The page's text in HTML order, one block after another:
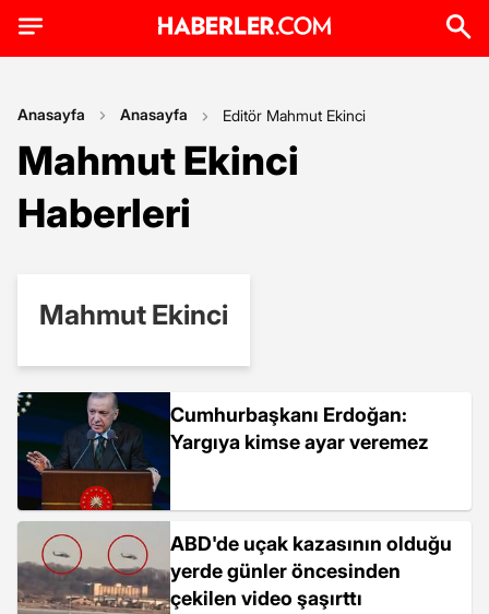
Anasayfa Anasayfa Editör Mahmut Ekinci
Mahmut Ekinci
Haberleri
Mahmut Ekinci
Cumhurbaşkanı Erdoğan:
Yargıya kimse ayar veremez
ABD'de uçak kazasının olduğu
yerde günler öncesinden
çekilen video şaşırttı